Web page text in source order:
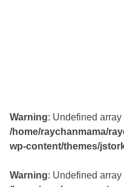
Warning: Undefined
/home/raychanmama/
wp-content/themes/
Warning: Undefined